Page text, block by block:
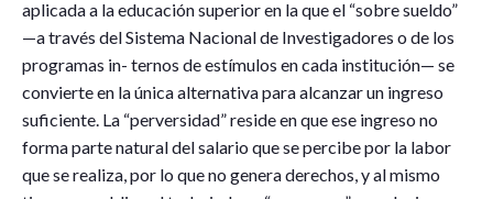
aplicada a la educación superior en la que el “sobre sueldo”
—a través del Sistema Nacional de Investigadores o de los
programas in- ternos de estímulos en cada institución— se
convierte en la única alternativa para alcanzar un ingreso
suficiente. La “perversidad” reside en que ese ingreso no
forma parte natural del salario que se percibe por la labor
que se realiza, por lo que no genera derechos, y al mismo